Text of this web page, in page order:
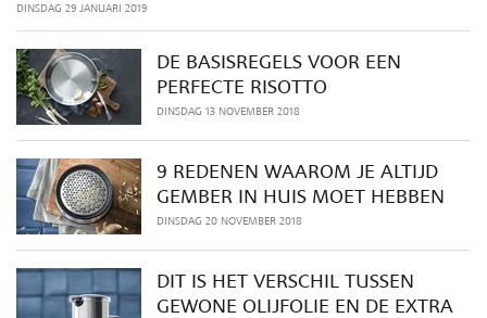
DINSDAG 29 JANUARI 2019
DE BASISREGELS VOOR EEN
PERFECTE RISOTTO
DINSDAG 13 NOVEMBER 2018
9 REDENEN WAAROM JE ALTIJD
GEMBER IN HUIS MOET HEBBEN
DINSDAG 20 NOVEMBER 2018
DIT IS HET VERSCHIL TUSSEN
GEWONE OLIJFOLIE EN DE EXTRA